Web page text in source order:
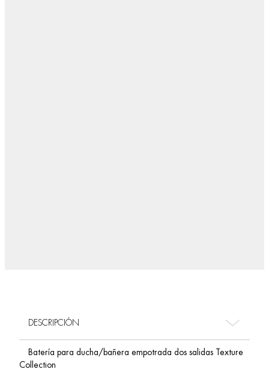
DESCRIPCIÓN
Batería para ducha/bañera empotrada dos salidas Texture
Collection